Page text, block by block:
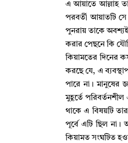
এ আয়াতে আল্লাহ‌
পরবর্তী আয়াতটি সে
পুনরায় তাকে অবশ্যই
করার পেছনে কি
কিয়ামতের দিনের
করছে যে, এ
পারে না । মানুষের
মুহূর্তে
থাকে এ বিষয়টি
পূর্বে এটি ছিল না ।
কিয়ামত সংঘটিত